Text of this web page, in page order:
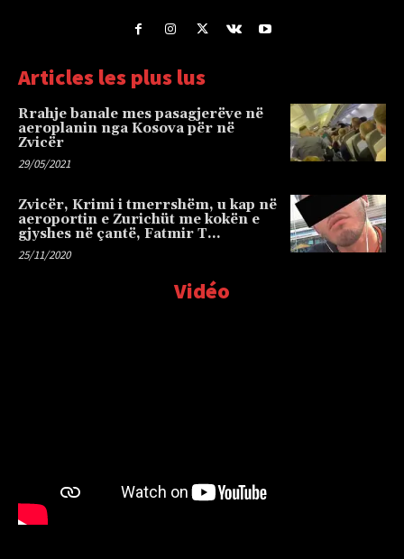
Articles les plus lus
Rrahje banale mes pasagjerëve në
aeroplanin nga Kosova për në
Zvicër
29/05/2021
Zvicër, Krimi i tmerrshëm, u kap në
aeroportin e Zurichüt me kokën e
gjyshes në çantë, Fatmir T…
25/11/2020
Vidéo